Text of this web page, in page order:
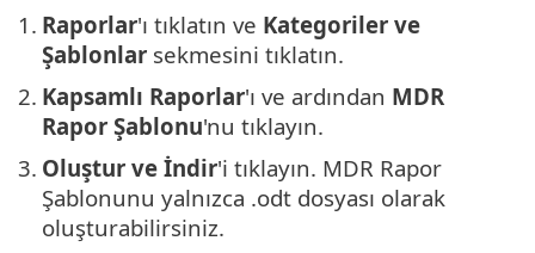
1. Raporlar'ı tıklatın ve Kategoriler ve
Şablonlar sekmesini tıklatın.
2. Kapsamlı Raporlar'ı ve ardından MDR
Rapor Şablonu'nu tıklayın.
3. Oluştur ve İndir'i tıklayın. MDR Rapor
Şablonunu yalnızca .odt dosyası olarak
oluşturabilirsiniz.